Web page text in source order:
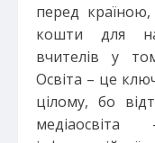
перед
кошти для
вчителів у
Освіта – це
цілому, бо